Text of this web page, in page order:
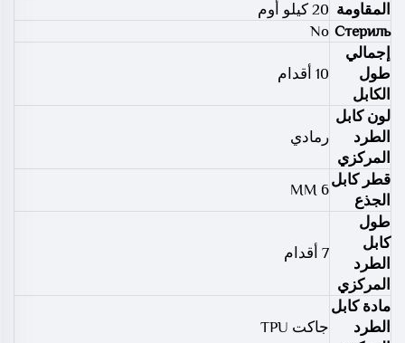
المقاومة 20 كيلو أوم
Стериль
No
إجمالي
طول
الكابل
10 أقدام
لون كابل
الطرد
المركزي
رمادي
قطر كابل
الجذع
6 MM
طول
كابل
الطرد
المركزي
7 أقدام
مادة كابل
الطرد
جاكت TPU